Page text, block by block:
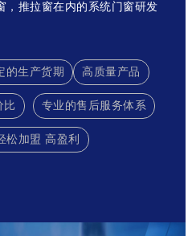
，推拉窗在内的系统门窗研发
的生产货期 高质量产品
比 专业的售后服务体系
松加盟 高盈利